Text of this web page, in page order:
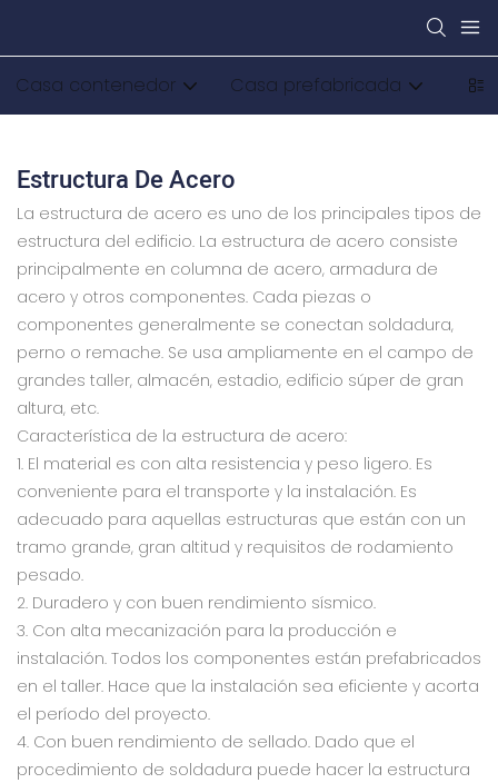
Casa contenedor Casa prefabricada
Estructura De Acero
La estructura de acero es uno de los principales tipos de
estructura del edificio. La estructura de acero consiste
principalmente en columna de acero, armadura de
acero y otros componentes. Cada piezas o
componentes generalmente se conectan soldadura,
perno o remache. Se usa ampliamente en el campo de
grandes taller, almacén, estadio, edificio súper de gran
altura, etc.
Característica de la estructura de acero:
1. El material es con alta resistencia y peso ligero. Es
conveniente para el transporte y la instalación. Es
adecuado para aquellas estructuras que están con un
tramo grande, gran altitud y requisitos de rodamiento
pesado.
2. Duradero y con buen rendimiento sísmico.
3. Con alta mecanización para la producción e
instalación. Todos los componentes están prefabricados
en el taller. Hace que la instalación sea eficiente y acorta
el período del proyecto.
4. Con buen rendimiento de sellado. Dado que el
procedimiento de soldadura puede hacer la estructura